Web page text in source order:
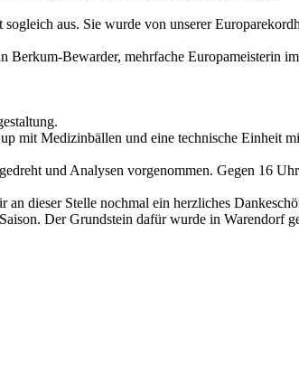
aus. Sie wurde von unserer
Bewarder, mehrfache Europameisterin im
mit Medizinbällen und eine technische Einheit
und Analysen vorgenommen. Gegen 16
dieser Stelle nochmal ein herzliches
Der Grundstein dafür wurde in Warendorf